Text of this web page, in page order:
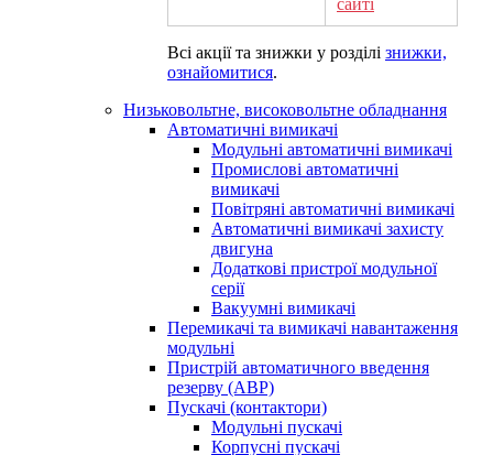
сайті
Всі акції та знижки у розділі знижки,
ознайомитися.
Низьковольтне, високовольтне обладнання
Автоматичні вимикачі
Модульні автоматичні вимикачі
Промислові автоматичні
вимикачі
Повітряні автоматичні вимикачі
Автоматичні вимикачі захисту
двигуна
Додаткові пристрої модульної
серії
Вакуумні вимикачі
Перемикачі та вимикачі навантаження
модульні
Пристрій автоматичного введення
резерву (АВР)
Пускачі (контактори)
Модульні пускачі
Корпусні пускачі